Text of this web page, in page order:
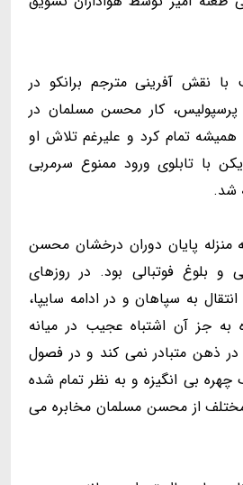
نقش آفرینی مترجم برانکو در
کار محسن مسلمان در
همیشه تمام کرد و علیرغم تلاش او
با تابلوی ورود ممنوع سرمربی
شد.
منزله پایان دوران درخشان محسن
و بلوغ فوتبالی بود. در روزهای
به سپاهان و در ادامه سایپا،
جز آن اشتباه عجیب در میانه
در ذهن متبادر نمی کند و در فصول
چهره بی انگیزه و به نظر تمام شده
از محسن مسلمان مخابره می